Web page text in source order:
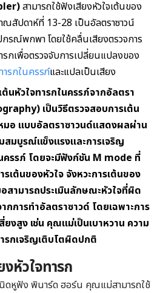
สามารถใช้ฟังเสียงหัวใจเต้นของ
ณสัปดาห์ที่ 13-28 เป็นอัลตราซาวน์
รณ์พกพา โดยใช้คลื่นเสียงตรวจการ
รกเพื่อตรวจจับการเปลี่ยนแปลงของ
ารกในครรภ์และแปลเป็นเสียง
นหัวใจทารกในครรภ์จากอัลตรา
) เป็นวิธีตรวจสอบการเต้น
อ แบบอัลตราซาวนด์แสดงผลผ่าน
สมบูรณ์แข็งแรงและการเจริญ
ครรภ์ โดยจะมีฟังก์ชัน M mode ที่
รเต้นของหัวใจ จังหวะการเต้นของ
สามารถประเมินลักษณะหัวใจที่ผิด
กการทำอัลตราซาวด์ โดยเฉพาะการ
งสูง เช่น คุณแม่เป็นเบาหวาน ความ
รกเจริญเติบโตผิดปกติ
งหัวใจทารก
ดหูฟัง พินาร์ด ฮอร์น คุณแม่สามารถใช้